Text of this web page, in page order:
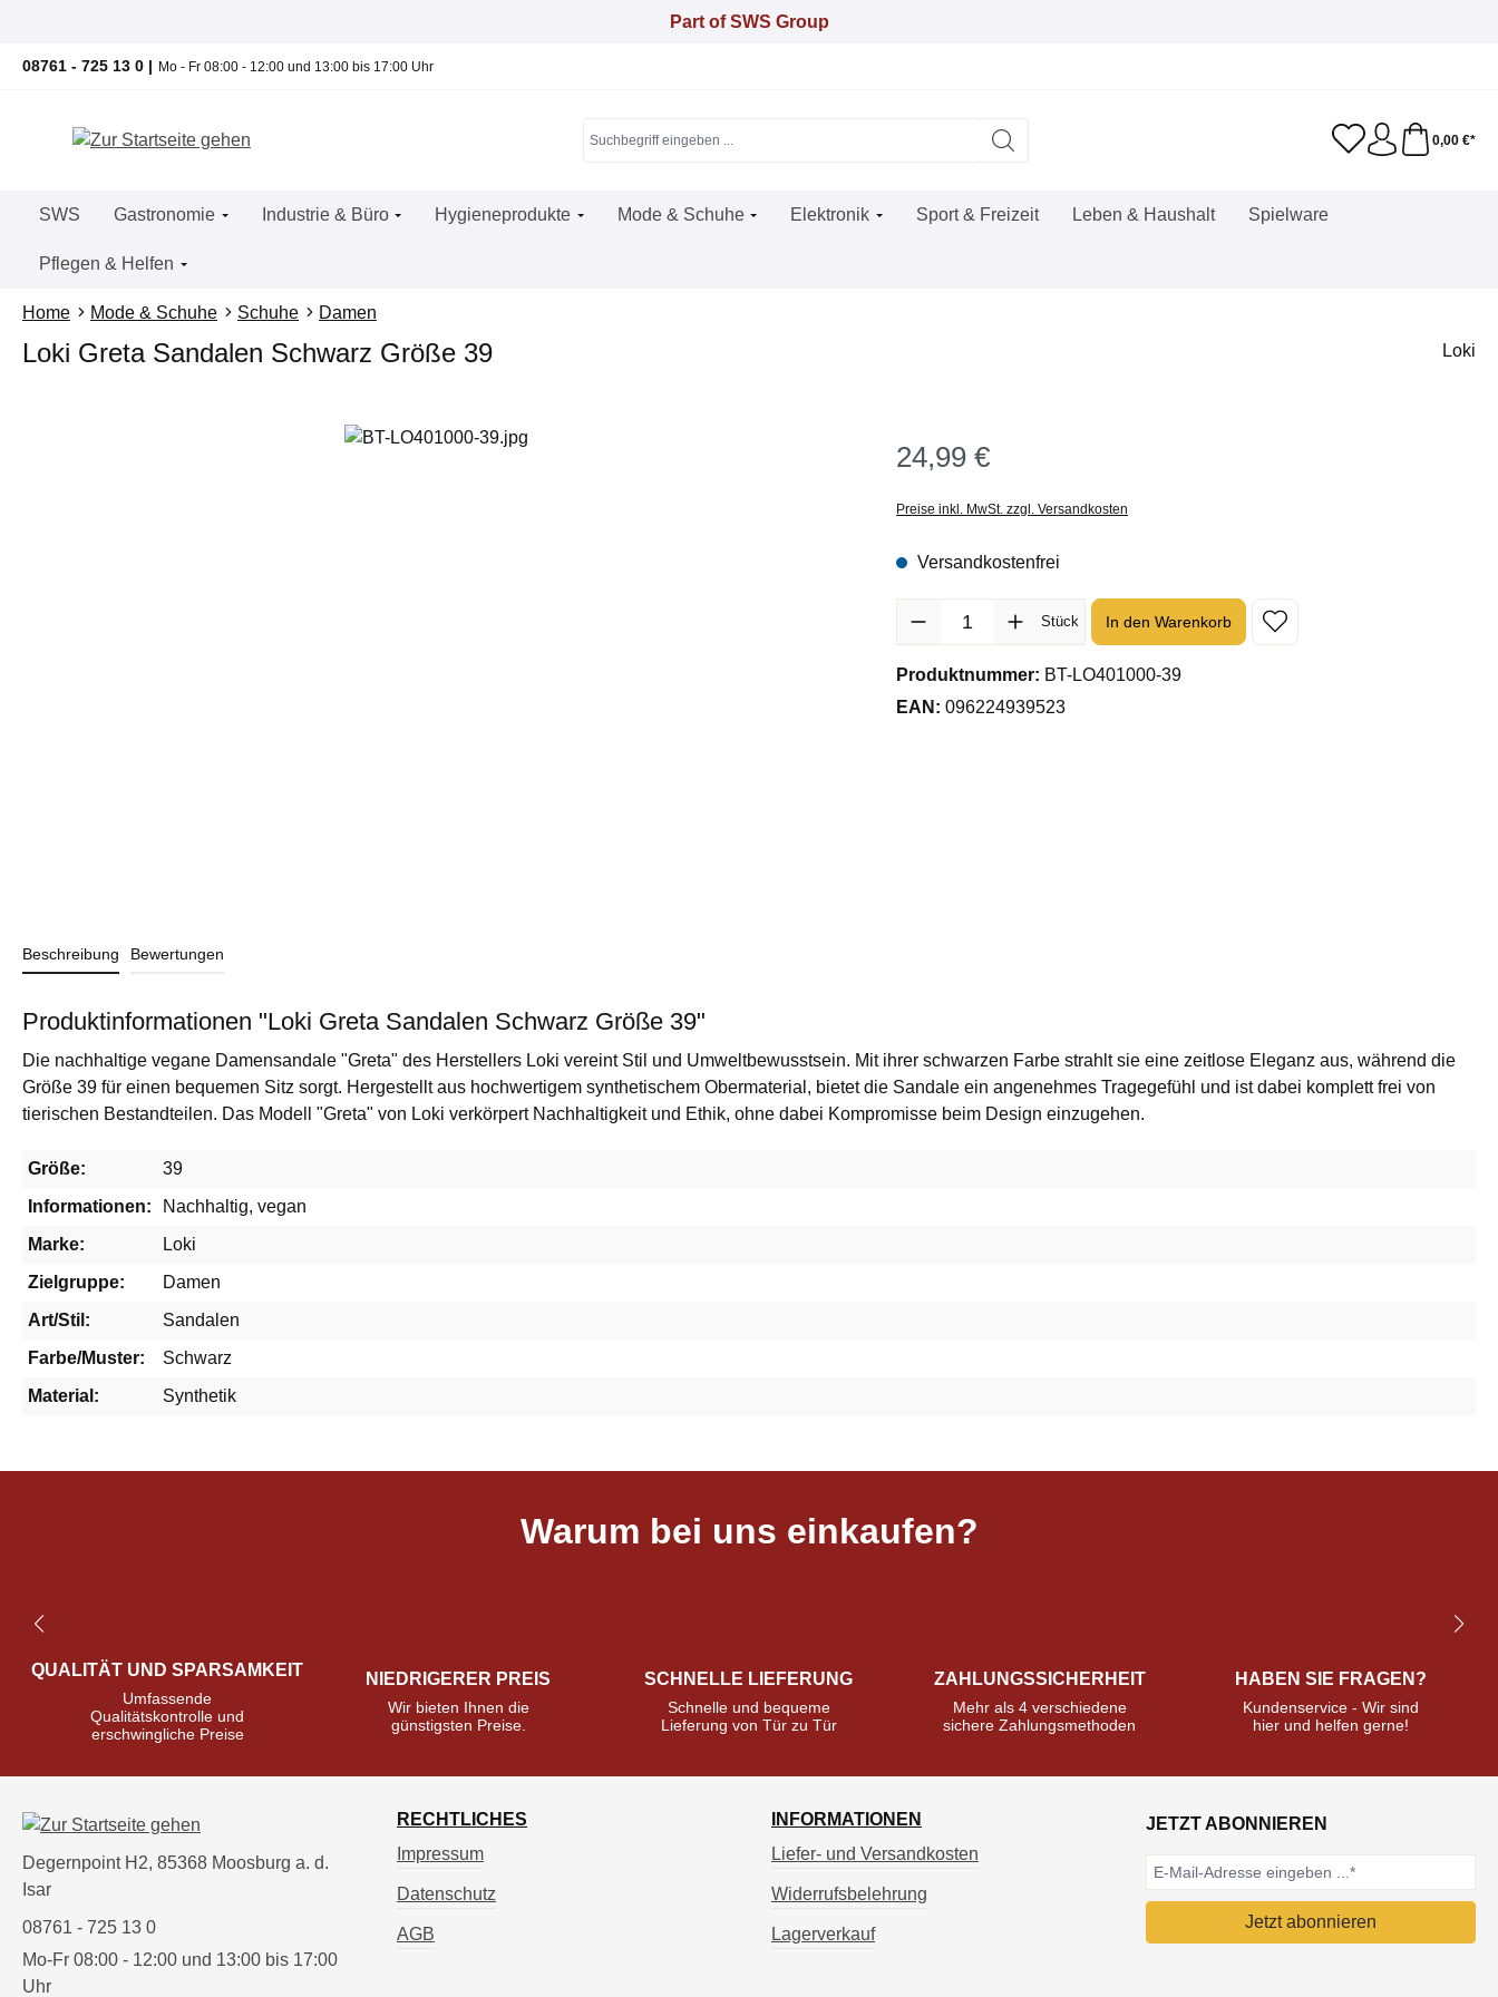
Part of SWS Group
08761 - 725 13 0 | Mo - Fr 08:00 - 12:00 und 13:00 bis 17:00 Uhr
0,00 €*
SWS Gastronomie Industrie & Büro Hygieneprodukte Mode & Schuhe Elektronik Sport & Freizeit Leben & Haushalt Spielware
Pflegen & Helfen
Home Mode & Schuhe Schuhe Damen
Loki Greta Sandalen Schwarz Größe 39 Loki
Regulärer Preis:
24,99 €
Preise inkl. MwSt. zzgl. Versandkosten
Versandkostenfrei
Produkt Anzahl: Gib den gewünschten Wert ein oder benutze die Schaltflächen
Stück In den Warenkorb
Produktnummer: BT-LO401000-39
EAN: 096224939523
Beschreibung Bewertungen
Produktinformationen "Loki Greta Sandalen Schwarz Größe 39"
Die nachhaltige vegane Damensandale "Greta" des Herstellers Loki vereint Stil und Umweltbewusstsein. Mit ihrer schwarzen Farbe strahlt sie eine zeitlose Eleganz aus, während die
Größe 39 für einen bequemen Sitz sorgt. Hergestellt aus hochwertigem synthetischem Obermaterial, bietet die Sandale ein angenehmes Tragegefühl und ist dabei komplett frei von
tierischen Bestandteilen. Das Modell "Greta" von Loki verkörpert Nachhaltigkeit und Ethik, ohne dabei Kompromisse beim Design einzugehen.
Größe:
39
Informationen:
Nachhaltig, vegan
Marke:
Loki
Zielgruppe:
Damen
Art/Stil:
Sandalen
Farbe/Muster:
Schwarz
Material:
Synthetik
Warum bei uns einkaufen?
QUALITÄT UND SPARSAMKEIT
Umfassende
Qualitätskontrolle und
erschwingliche Preise
NIEDRIGERER PREIS
Wir bieten Ihnen die
günstigsten Preise.
SCHNELLE LIEFERUNG
Schnelle und bequeme
Lieferung von Tür zu Tür
ZAHLUNGSSICHERHEIT
Mehr als 4 verschiedene
sichere Zahlungsmethoden
HABEN SIE FRAGEN?
Kundenservice - Wir sind
hier und helfen gerne!
Degernpoint H2, 85368 Moosburg a. d.
Isar
08761 - 725 13 0
Mo-Fr 08:00 - 12:00 und 13:00 bis 17:00
Uhr
RECHTLICHES
Impressum
Datenschutz
AGB
INFORMATIONEN
Liefer- und Versandkosten
Widerrufsbelehrung
Lagerverkauf
JETZT ABONNIEREN
Jetzt abonnieren